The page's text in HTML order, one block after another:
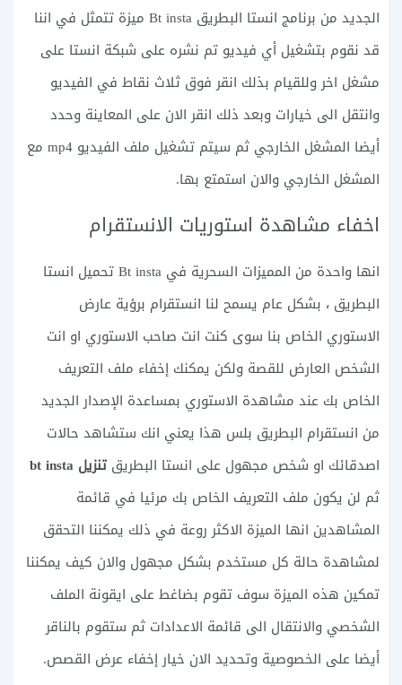
الجديد من برنامج انستا البطريق Bt insta ميزة تتمثل في اننا
قد نقوم بتشغيل أي فيديو تم نشره على شبكة انستا على
مشغل اخر وللقيام بذلك انقر فوق ثلاث نقاط في الفيديو
وانتقل الى خيارات وبعد ذلك انقر الان على المعاينة وحدد
أيضا المشغل الخارجي ثم سيتم تشغيل ملف الفيديو mp4 مع
المشغل الخارجي والان استمتع بها.
اخفاء مشاهدة استوريات الانستقرام
انها واحدة من المميزات السحرية في Bt insta تحميل انستا
البطريق ، بشكل عام يسمح لنا انستقرام برؤية عارض
الاستوري الخاص بنا سوى كنت انت صاحب الاستوري او انت
الشخص العارض للقصة ولكن يمكنك إخفاء ملف التعريف
الخاص بك عند مشاهدة الاستوري بمساعدة الإصدار الجديد
من انستقرام البطريق بلس هذا يعني انك ستشاهد حالات
اصدقائك او شخص مجهول على انستا البطريق تنزيل bt insta
ثم لن يكون ملف التعريف الخاص بك مرئيا في قائمة
المشاهدين انها الميزة الاكثر روعة في ذلك يمكننا التحقق
لمشاهدة حالة كل مستخدم بشكل مجهول والان كيف يمكننا
تمكين هذه الميزة سوف تقوم بضاغط على ايقونة الملف
الشخصي والانتقال الى قائمة الاعدادات ثم ستقوم بالناقر
أيضا على الخصوصية وتحديد الان خيار إخفاء عرض القصص.